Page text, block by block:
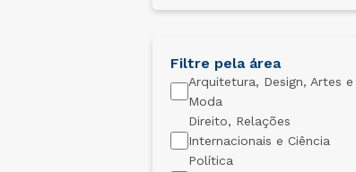
Filtre pela área
Arquitetura, Design, Artes e
Moda
Direito, Relações
Internacionais e Ciência
Política